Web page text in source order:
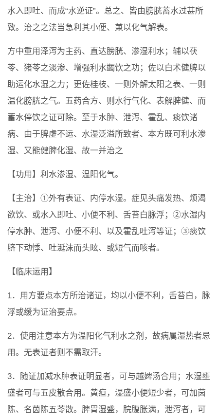
水入即吐、而成“水逆证”。总之、皆由膀胱蓄水过甚所
致。治之之法当急利其小便、兼以化气解表。
方中重用泽泻为主药、直达膀胱、渗湿利水；辅以茯
苓、猪苓之淡渗、增强利水蠲饮之功；佐以白术健脾以
助运化水湿之力；更佐桂枝、一则外解太阳之表、一则
温化膀胱之气。五药合方、则水行气化、表解脾健、而
蓄水停饮之证可除。至于水肿、泄泻、霍乱、痰饮诸
病、由于脾虚不运、水湿泛溢所致者、本方既可利水渗
湿、又能健脾化湿、故一并治之
【功用】利水渗湿、温阳化气。
【主治】①外有表证、内停水湿。症见头痛发热、烦渴
欲饮、或水入即吐、小便不利、舌苔白脉浮；②水湿内
停水肿、泄泻、小便不利、以及霍乱吐泻等证；③痰饮
脐下动悸、吐涎沫而头眩、或短气而咳者。
【临床运用】
1．用方要点本方所治诸证，均以小便不利，舌苔白，脉
浮或缓为证治要点。
2．使用注意本方为温阳化气利水之剂，故病属湿热者忌
用。无表证者则不需取汗。
3．随证加减水肿表证明显者，可与越婢汤合用；水湿壅
盛者可与五皮散合用。黄疸，湿盛小便短少者，可加茵
陈、名茵陈五苓散。脾胃湿盛，脘腹胀满，泄泻者，可